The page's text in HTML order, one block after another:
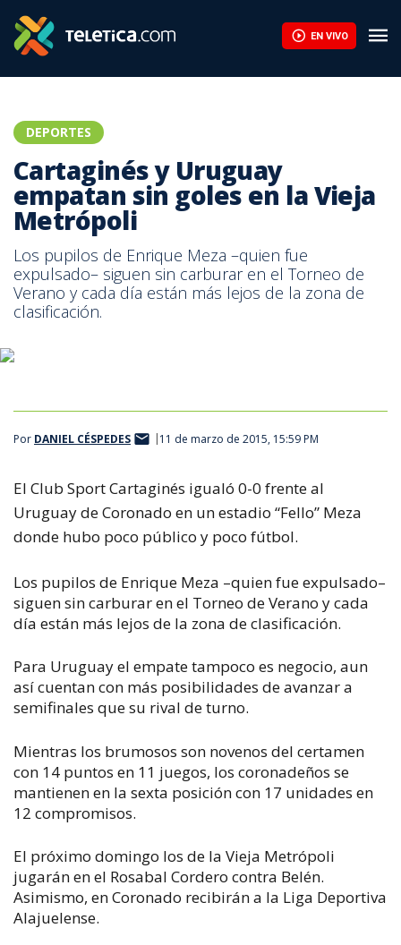
EN VIVO
DEPORTES
Cartaginés y Uruguay
empatan sin goles en la Vieja
Metrópoli
Los pupilos de Enrique Meza –quien fue
expulsado– siguen sin carburar en el Torneo de
Verano y cada día están más lejos de la zona de
clasificación.
Por DANIEL CÉSPEDES 11 de marzo de 2015, 15:59 PM
El Club Sport Cartaginés igualó 0-0 frente al
Uruguay de Coronado en un estadio “Fello” Meza
donde hubo poco público y poco fútbol.
Los pupilos de Enrique Meza –quien fue expulsado–
siguen sin carburar en el Torneo de Verano y cada
día están más lejos de la zona de clasificación.
Para Uruguay el empate tampoco es negocio, aun
así cuentan con más posibilidades de avanzar a
semifinales que su rival de turno.
Mientras los brumosos son novenos del certamen
con 14 puntos en 11 juegos, los coronadeños se
mantienen en la sexta posición con 17 unidades en
12 compromisos.
El próximo domingo los de la Vieja Metrópoli
jugarán en el Rosabal Cordero contra Belén.
Asimismo, en Coronado recibirán a la Liga Deportiva
Alajuelense.